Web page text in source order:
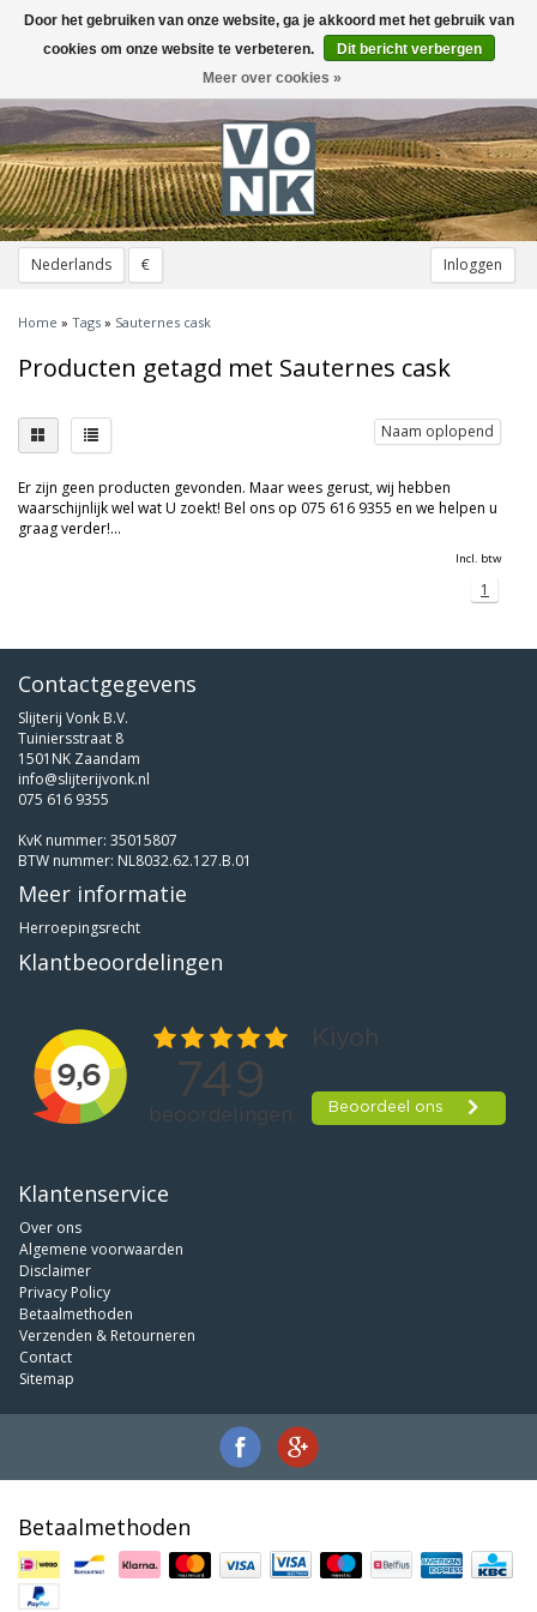
Nederlands € Inloggen
Toggle
navigation
Home » Tags » Sauternes cask
Producten getagd met Sauternes cask
Naam oplopend
Er zijn geen producten gevonden. Maar wees gerust, wij hebben
waarschijnlijk wel wat U zoekt! Bel ons op 075 616 9355 en we helpen u
graag verder!...
Incl. btw
1
Contactgegevens
Slijterij Vonk B.V.
Tuiniersstraat 8
1501NK Zaandam
info@slijterijvonk.nl
075 616 9355
KvK nummer: 35015807
BTW nummer: NL8032.62.127.B.01
Meer informatie
Herroepingsrecht
Klantbeoordelingen
Klantenservice
Over ons
Algemene voorwaarden
Disclaimer
Privacy Policy
Betaalmethoden
Verzenden & Retourneren
Contact
Sitemap
Betaalmethoden
Door het gebruiken van onze website, ga je akkoord met het gebruik van
cookies om onze website te verbeteren.
Dit bericht verbergen
Meer over cookies »